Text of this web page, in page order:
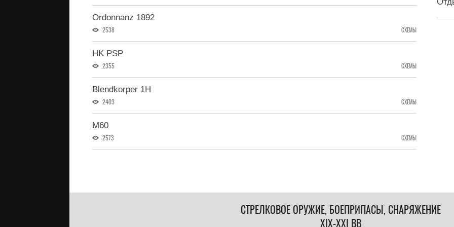
Ordonnanz 1892
2538 СХЕМЫ
HK PSP
2355 СХЕМЫ
Blendkorper 1H
2403 СХЕМЫ
M60
2573 СХЕМЫ
СТРЕЛКОВОЕ ОРУЖИЕ, БОЕПРИПАСЫ, СНАРЯЖЕНИЕ
XIX-XXI ВВ